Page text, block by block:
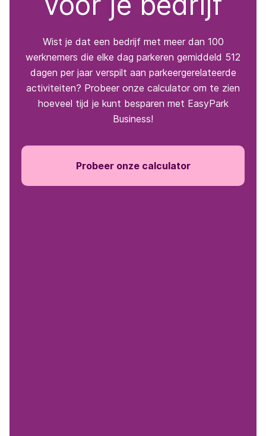
Wist je dat een bedrijf met meer dan 100
werknemers die elke dag parkeren gemiddeld 512
dagen per jaar verspilt aan parkeergerelateerde
activiteiten? Probeer onze calculator om te zien
hoeveel tijd je kunt besparen met EasyPark
Business!
Probeer onze calculator